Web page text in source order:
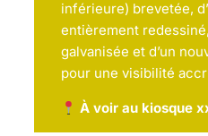
inférieure) brevetée,
entièrement
galvanisée et d’un
pour une visibilité
À voir au kiosque